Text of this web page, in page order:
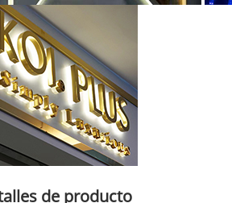
de producto